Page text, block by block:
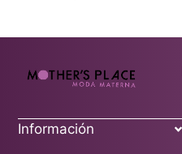
Información